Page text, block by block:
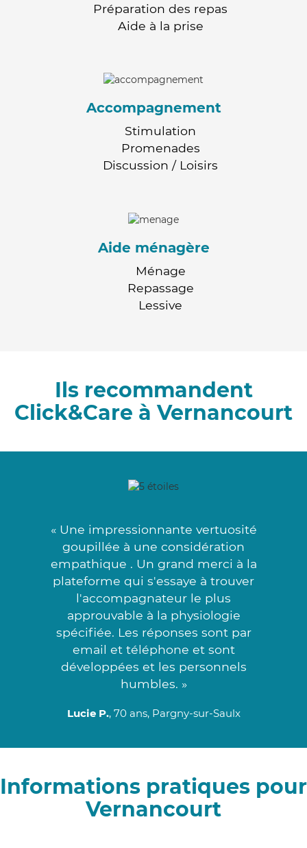
Préparation des repas
Aide à la prise
Accompagnement
Stimulation
Promenades
Discussion / Loisirs
Aide ménagère
Ménage
Repassage
Lessive
Ils recommandent
Click&Care à Vernancourt
« Une impressionnante vertuosité
goupillée à une considération
empathique . Un grand merci à la
plateforme qui s'essaye à trouver
l'accompagnateur le plus
approuvable à la physiologie
spécifiée. Les réponses sont par
email et téléphone et sont
développées et les personnels
humbles. »
Lucie P., 70 ans, Pargny-sur-Saulx
Informations pratiques pour
Vernancourt